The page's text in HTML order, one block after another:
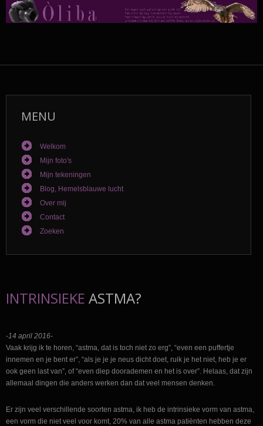
MENU
Welkom
Mijn foto's
Mijn tekeningen
Blog, Hemelsblauwe lucht
Over mij
Contact
Zoeken
INTRINSIEKE ASTMA?
-14 april 2016-
Vaak krijg ik te horen, “astma, dat is toch niet zo erg”, “even een puffertje
innemen en je bent er”, “als je je je neus dicht doet, ruik je het niet, heb je er
ook geen last van”, of “even diep doorademen en het is over”. Helaas, dat zijn
allemaal dingen die anders werken dan dat veel mensen denken.
Er zijn veel verschillende soorten astma, ik heb de intrinsieke vorm van astma,
een vorm die niet veel voor komt, 20% van alle astma patiënten hebben deze